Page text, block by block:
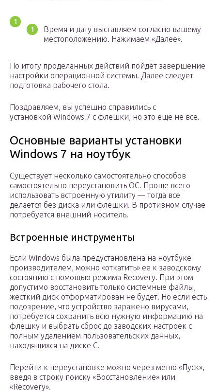
Время и дату выставляем согласно вашему
местоположению. Нажимаем «Далее».
По итогу проделанных действий пойдёт завершение
настройки операционной системы. Далее следует
подготовка рабочего стола.
Поздравляем, вы успешно справились с
установкой Windows 7 с флешки, но это еще не все.
Основные варианты установки
Windows 7 на ноутбук
Существует несколько самостоятельно способов
самостоятельно переустановить ОС. Проще всего
использовать встроенную утилиту — тогда все
делается без диска или флешки. В противном случае
потребуется внешний носитель.
Встроенные инструменты
Если Windows была предустановлена на ноутбуке
производителем, можно «откатить» ее к заводскому
состоянию с помощью режима Recovery. При этом
допустимо восстановить только системные файлы,
жесткий диск отформатирован не будет. Но если есть
подозрение, что устройство заражено вирусами,
потребуется сохранить всю нужную информацию на
флешку и выбрать сброс до заводских настроек с
полным удалением пользовательских данных,
находящихся на диске C.
Перейти к переустановке можно через меню «Пуск»,
введя в строку поиску «Восстановление» или
«Recovery».